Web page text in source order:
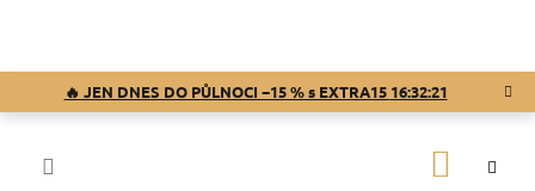
🔥 JEN DNES DO PŮLNOCI −15 % s EXTRA15 16:32:20